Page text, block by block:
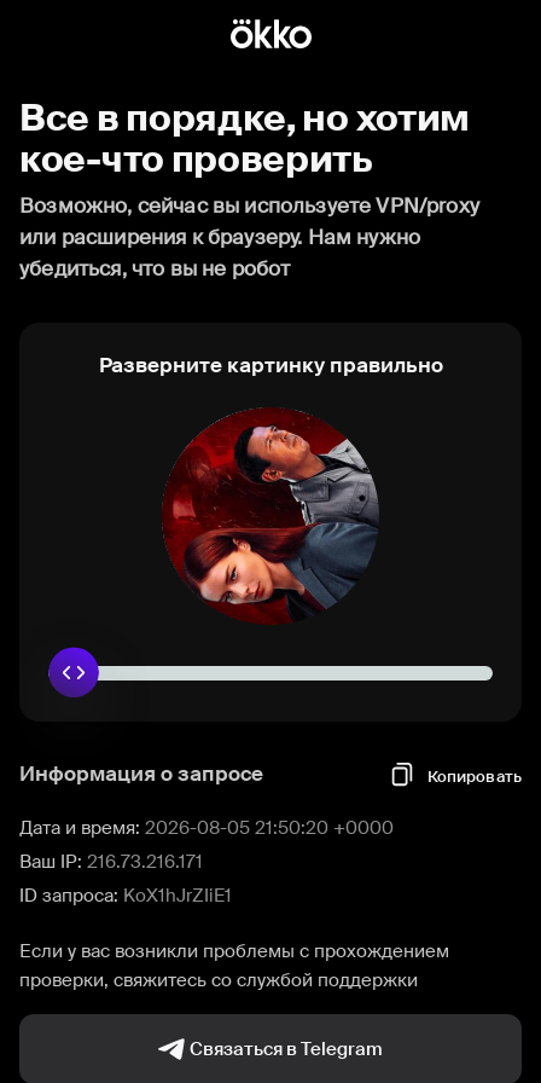
Все в порядке, но хотим
кое-что проверить
Возможно, сейчас вы используете VPN/proxy
или расширения к браузеру. Нам нужно
убедиться, что вы не робот
Разверните картинку правильно
Информация о запросе Копировать
Дата и время: 2026-08-05 21:50:20 +0000
Ваш IP: 216.73.216.171
ID запроса: KoX1hJrZIiE1
Если у вас возникли проблемы с прохождением
проверки, свяжитесь со службой поддержки
Связаться в Telegram